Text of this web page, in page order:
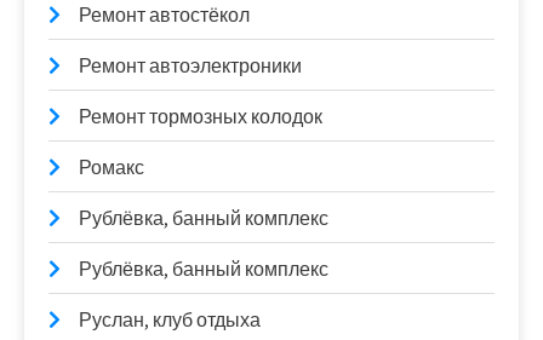
Ремонт автостёкол
Ремонт автоэлектроники
Ремонт тормозных колодок
Ромакс
Рублёвка, банный комплекс
Рублёвка, банный комплекс
Руслан, клуб отдыха